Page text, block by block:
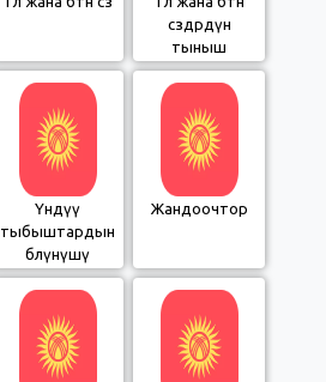
сөздөрдүн
тыныш
белгилери
Үндүү
тыбыштардын
бөлүнүшү
Жандоочтор